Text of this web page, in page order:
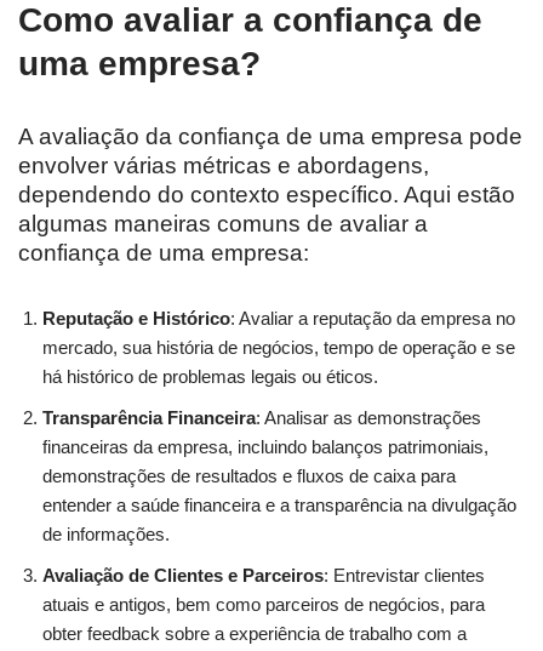
Como avaliar a confiança de
uma empresa?
A avaliação da confiança de uma empresa pode
envolver várias métricas e abordagens,
dependendo do contexto específico. Aqui estão
algumas maneiras comuns de avaliar a
confiança de uma empresa:
Reputação e Histórico: Avaliar a reputação da empresa no
mercado, sua história de negócios, tempo de operação e se
há histórico de problemas legais ou éticos.
Transparência Financeira: Analisar as demonstrações
financeiras da empresa, incluindo balanços patrimoniais,
demonstrações de resultados e fluxos de caixa para
entender a saúde financeira e a transparência na divulgação
de informações.
Avaliação de Clientes e Parceiros: Entrevistar clientes
atuais e antigos, bem como parceiros de negócios, para
obter feedback sobre a experiência de trabalho com a